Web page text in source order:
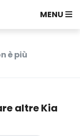
MENU
è più
altre Kia